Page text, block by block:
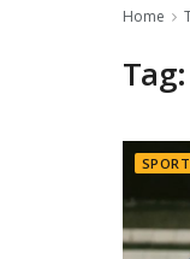
Home
SPORT